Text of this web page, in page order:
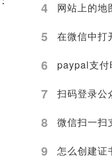
4
5
6
7
8
9 怎么创建证